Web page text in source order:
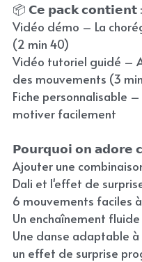
📦 𝗖𝗲 𝗽𝗮𝗰𝗸 𝗰𝗼𝗻𝘁𝗶𝗲𝗻𝘁 :
Vidéo démo – La
(2 min 40)
Vidéo tutoriel guidé –
des mouvements (3
Fiche personnalisable
motiver facilement
𝗣𝗼𝘂𝗿𝗾𝘂𝗼𝗶 𝗼𝗻 𝗮𝗱𝗼𝗿𝗲
Ajouter une
Dali et l'effet de
6 mouvements faciles
Un enchaînement
Une danse adaptable à
un effet de surprise